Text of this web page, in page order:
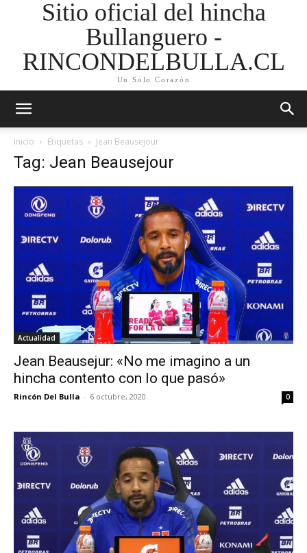
Sitio oficial del hincha
Bullanguero -
RINCONDELBULLA.CL
Un Solo Corazón
Inicio Etiquetas Jean Beausejour
Tag: Jean Beausejour
Actualidad
Jean Beausejur: «No me imagino a un
hincha contento con lo que pasó»
Rincón Del Bulla - 6 octubre, 2020 0